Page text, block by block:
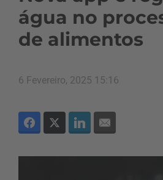
água no
de alimentos
6 Fevereiro, 2025 15:16